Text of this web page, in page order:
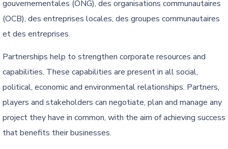
gouvernementales (ONG), des organisations communautaires
(OCB), des entreprises locales, des groupes communautaires
et des entreprises.
Partnerships help to strengthen corporate resources and
capabilities. These capabilities are present in all social,
political, economic and environmental relationships. Partners,
players and stakeholders can negotiate, plan and manage any
project they have in common, with the aim of achieving success
that benefits their businesses.